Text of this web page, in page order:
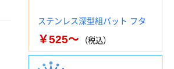
ステンレス深型組バット フタ
￥525～ （税込）